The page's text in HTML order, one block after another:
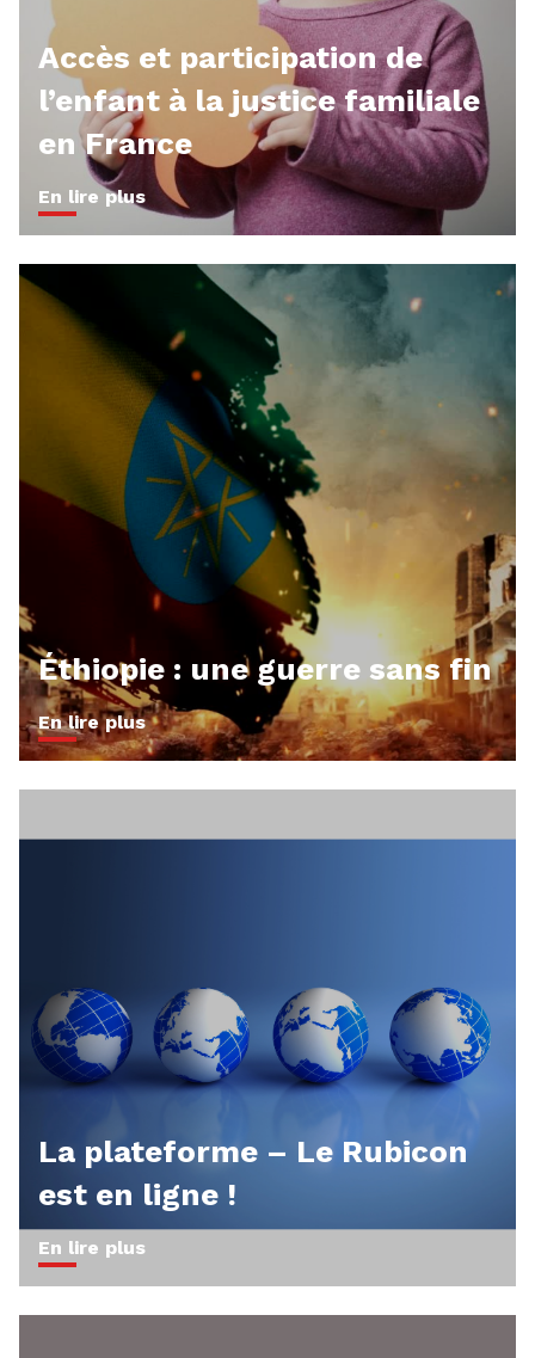
Accès et participation de
l’enfant à la justice familiale
en France
En lire plus
Éthiopie : une guerre sans fin
En lire plus
La plateforme – Le Rubicon
est en ligne !
En lire plus